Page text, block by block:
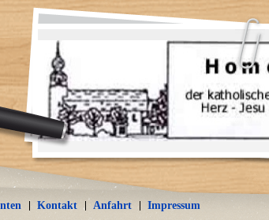
Kontakt Anfahrt Impressum